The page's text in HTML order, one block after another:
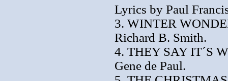
Lyrics by Paul
3. WINTER
Richard B. Smith.
4. THEY SAY IT´S
Gene de Paul.